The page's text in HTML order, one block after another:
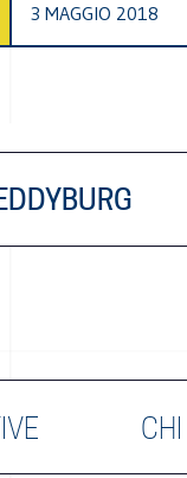
3 MAGGIO 2018